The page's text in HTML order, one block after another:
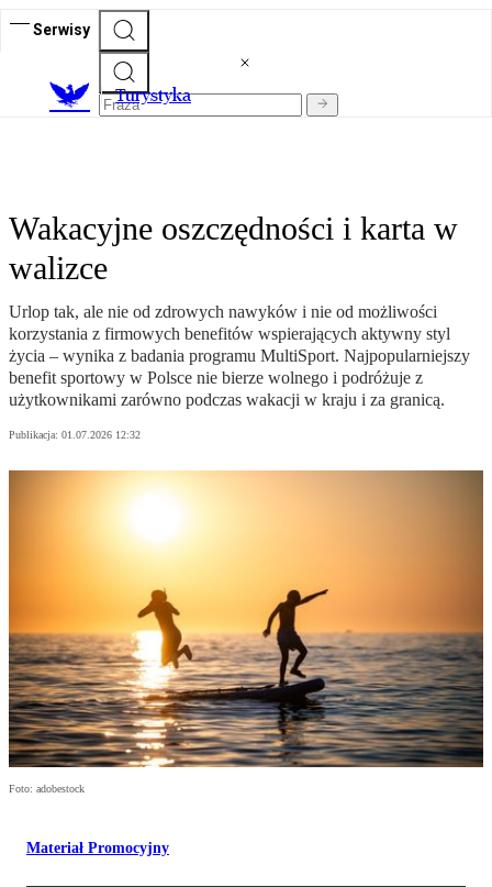
Serwisy
Turystyka
Wakacyjne oszczędności i karta w
walizce
Urlop tak, ale nie od zdrowych nawyków i nie od możliwości
korzystania z firmowych benefitów wspierających aktywny styl
życia – wynika z badania programu MultiSport. Najpopularniejszy
benefit sportowy w Polsce nie bierze wolnego i podróżuje z
użytkownikami zarówno podczas wakacji w kraju i za granicą.
Publikacja: 01.07.2026 12:32
Foto: adobestock
Materiał Promocyjny